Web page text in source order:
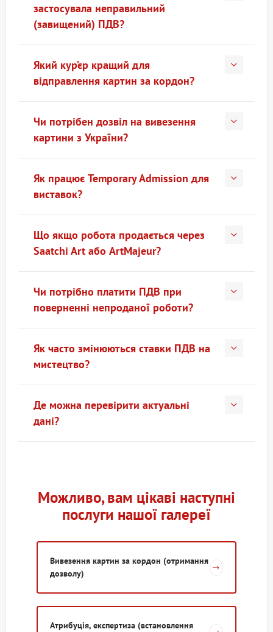
застосувала неправильний
(завищений) ПДВ?
Який кур’єр кращий для
відправлення картин за кордон?
Чи потрібен дозвіл на вивезення
картини з України?
Як працює Temporary Admission для
виставок?
Що якщо робота продається через
Saatchi Art або ArtMajeur?
Чи потрібно платити ПДВ при
поверненні непроданої роботи?
Як часто змінюються ставки ПДВ на
мистецтво?
Де можна перевірити актуальні
дані?
Можливо, вам цікаві наступні
послуги нашої галереї
Вивезення картин за кордон (отримання
дозволу)
Атрибуція, експертиза (встановлення